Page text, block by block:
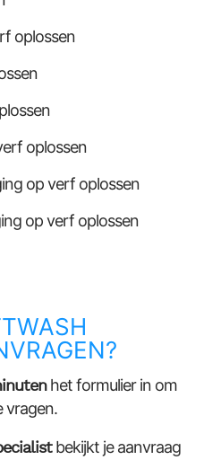
oplossen
oplossen
op verf oplossen
op verf oplossen
het formulier in om
vragen.
bekijkt je aanvraag